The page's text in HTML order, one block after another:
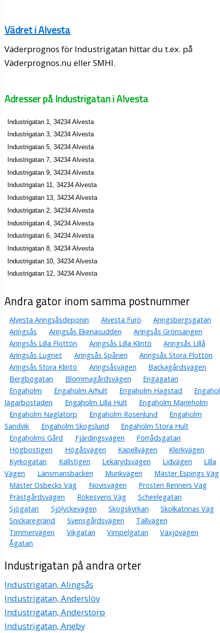
Vädret i Alvesta
Väderprognos för Industrigatan hittar du t.ex. på
Väderprognos.nu eller SMHI.
Adresser på Industrigatan i Alvesta
Industrigatan 1, 34234 Alvesta
Industrigatan 3, 34234 Alvesta
Industrigatan 5, 34234 Alvesta
Industrigatan 7, 34234 Alvesta
Industrigatan 9, 34234 Alvesta
Industrigatan 11, 34234 Alvesta
Industrigatan 13, 34234 Alvesta
Industrigatan 2, 34234 Alvesta
Industrigatan 4, 34234 Alvesta
Industrigatan 6, 34234 Alvesta
Industrigatan 8, 34234 Alvesta
Industrigatan 10, 34234 Alvesta
Industrigatan 12, 34234 Alvesta
Andra gator inom samma postnummer
Alvesta Aringsåsdeponin Alvesta Furö
Aringsbergsgatan
Aringsås
Aringsås Ekenäsudden
Aringsås Grönsängen
Aringsås Lilla Flottön
Aringsås Lilla Klintö
Aringsås Lillå
Aringsås Lugnet
Aringsås Spånen
Aringsås Stora Flottön
Aringsås Stora Klintö
Aringsåsvägen
Backagårdsvägen
Bergbogatan
Blommagårdsvägen
Engagatan
Engaholm
Engaholm Arhult Engaholm Hagstad
Jägarbostaden
Engaholm Lilla Hult
Engaholm Marieholm
Engaholm Naglatorp
Engaholm Rosenlund
Engaholm
Sandvik
Engaholm Skogslund
Engaholm Stora Hult
Engaholms Gård
Fjärdingsvägen
Förrådsgatan
Högbostigen
Högåsvägen Kapellvägen
Klerkvägen
Kyrkogatan
Källstigen Lekarydsvägen Lidvägen
Lilla
Vägen
Länsmansbacken Munkvägen
Mäster Espings Väg
Mäster Osbecks Väg
Novisvägen
Prosten Renners Väg
Prästgårdsvägen
Rökesvens Väg
Scheelegatan
Sjögatan
Sjölyckevägen Skogskyrkan
Skolkatrinas Väg
Snickaregränd
Svensgårdsvägen
Tallvägen
Timmervägen
Vikgatan Vimpelgatan
Växjövägen
Ågatan
Industrigatan på andra orter
Industrigatan, Alingsås
Industrigatan, Anderslöv
Industrigatan, Anderstorp
Industrigatan, Aneby